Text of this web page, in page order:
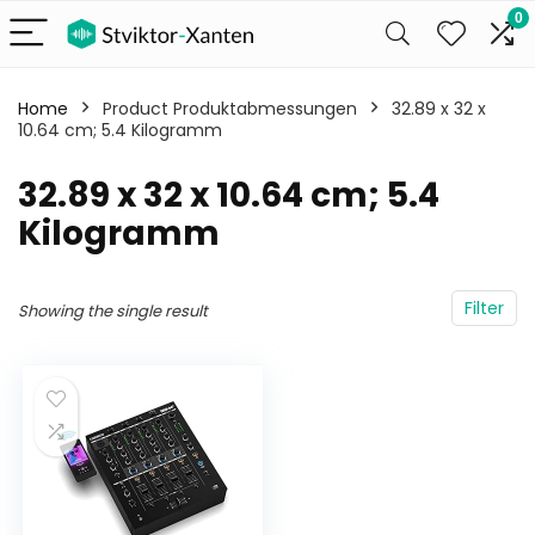
0
Home Product Produktabmessungen
‎32.89 x 32 x
10.64 cm; 5.4 Kilogramm
‎32.89 x 32 x 10.64 cm; 5.4
Kilogramm
Filter
Showing the single result